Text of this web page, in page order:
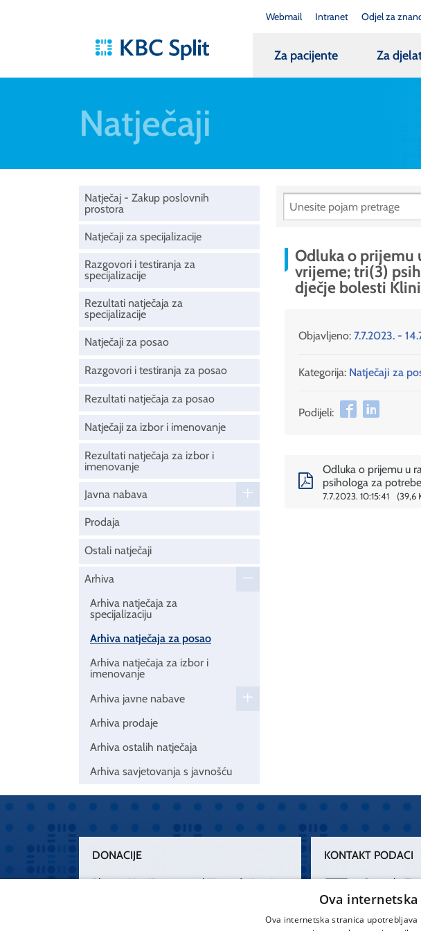
Webmail Intranet Odjel za
Za pacijente Za
Natječaji
Natječaj - Zakup poslovnih
prostora
Natječaji za specijalizacije
Razgovori i testiranja za
specijalizacije
Rezultati natječaja za
specijalizacije
Natječaji za posao
Razgovori i testiranja za posao
Rezultati natječaja za posao
Natječaji za izbor i imenovanje
Rezultati natječaja za izbor i
imenovanje
Javna nabava
Prodaja
Ostali natječaji
Arhiva
Arhiva natječaja za
specijalizaciju
Arhiva natječaja za posao
Arhiva natječaja za izbor i
imenovanje
Arhiva javne nabave
Arhiva prodaje
Arhiva ostalih natječaja
Arhiva savjetovanja s javnošću
Odluka o prijemu
vrijeme; tri(3)
dječje bolesti
Objavljeno: 7.7.2023. -
Kategorija: Natječaji za
Podijeli:
Odluka o prijemu u
psihologa za
7.7.2023. 10:15:41 39,6
DONACIJE
Plemenitim činom nesebičnog darivanja
„Zarazimo“ se dobrotom, donirajmo od
KONTAKT PODACI
Centrala
021 556 111
Ova
Ova internetska stranica